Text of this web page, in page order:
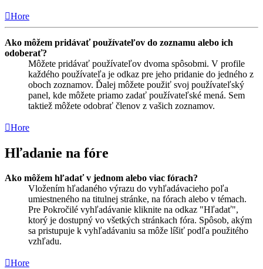
Hore
Ako môžem pridávať používateľov do zoznamu alebo ich
odoberať?
Môžete pridávať používateľov dvoma spôsobmi. V profile
každého používateľa je odkaz pre jeho pridanie do jedného z
oboch zoznamov. Ďalej môžete použiť svoj používateľský
panel, kde môžete priamo zadať používateľské mená. Sem
taktiež môžete odobrať členov z vašich zoznamov.
Hore
Hľadanie na fóre
Ako môžem hľadať v jednom alebo viac fórach?
Vložením hľadaného výrazu do vyhľadávacieho poľa
umiestneného na titulnej stránke, na fórach alebo v témach.
Pre Pokročilé vyhľadávanie kliknite na odkaz "Hľadať",
ktorý je dostupný vo všetkých stránkach fóra. Spôsob, akým
sa pristupuje k vyhľadávaniu sa môže líšiť podľa použitého
vzhľadu.
Hore